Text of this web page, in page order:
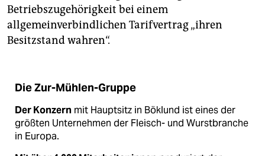
Betriebszugehörigkeit bei einem
allgemeinverbindlichen Tarifvertrag „ihren
Besitzstand wahren“.
Die Zur-Mühlen-Gruppe
Der Konzern mit Hauptsitz in Böklund ist eines der
größten Unternehmen der Fleisch- und Wurstbranche
in Europa.